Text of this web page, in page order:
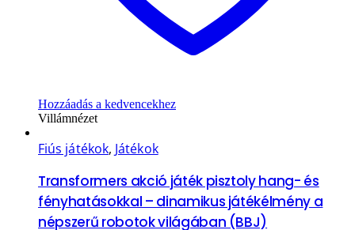
Hozzáadás a kedvencekhez
Villámnézet
Fiús játékok, Játékok
Transformers akció játék pisztoly hang- és
fényhatásokkal – dinamikus játékélmény a
népszerű robotok világában (BBJ)